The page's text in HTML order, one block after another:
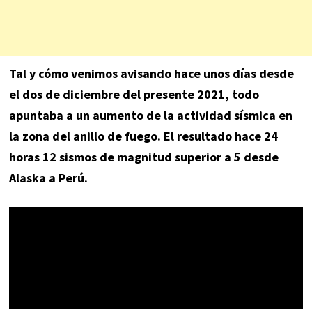
Tal y cómo venimos avisando hace unos días desde
el dos de diciembre del presente 2021, todo
apuntaba a un aumento de la actividad sísmica en
la zona del anillo de fuego. El resultado hace 24
horas 12 sismos de magnitud superior a 5 desde
Alaska a Perú.